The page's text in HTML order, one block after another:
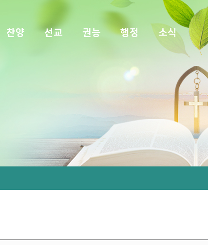
찬양 선교 권능 행정 소식